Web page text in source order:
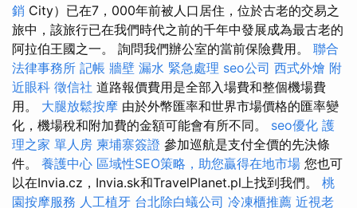
銷 City）已在7，000年前被人口居住，位於古老的交易之
旅中，該旅行已在我們時代之前的千年中發展成為最古老的
阿拉伯王國之一。 詢問我們辦公室的當前保險費用。 聯合
法律事務所 記帳 牆壁 漏水 緊急處理 seo公司 西式外燴 附
近眼科 徵信社 道路報價費用是全部入場費和整個機場費
用。 大腿放鬆按摩 由於外幣匯率和世界市場價格的匯率變
化，機場稅和附加費的金額可能會有所不同。 seo優化 護
理之家 單人房 柬埔寨簽證 參加巡航是支付全價的先決條
件。 養護中心 區域性SEO策略，助您贏得在地市場 您也可
以在Invia.cz，Invia.sk和TravelPlanet.pl上找到我們。 桃
園按摩服務 人工植牙 台北除白蟻公司 冷凍櫃推薦 近視老